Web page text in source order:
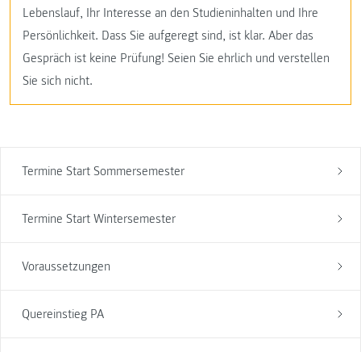
Termine Start Sommersemester
Termine Start Wintersemester
Voraussetzungen
Quereinstieg PA
Lebenslauf, Ihr Interesse an den Studieninhalten und Ihre
Persönlichkeit. Dass Sie aufgeregt sind, ist klar. Aber das
Gespräch ist keine Prüfung! Seien Sie ehrlich und verstellen
Sie sich nicht.